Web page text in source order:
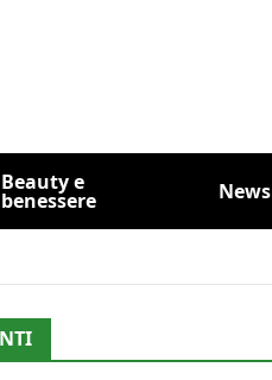
Beauty e
benessere News